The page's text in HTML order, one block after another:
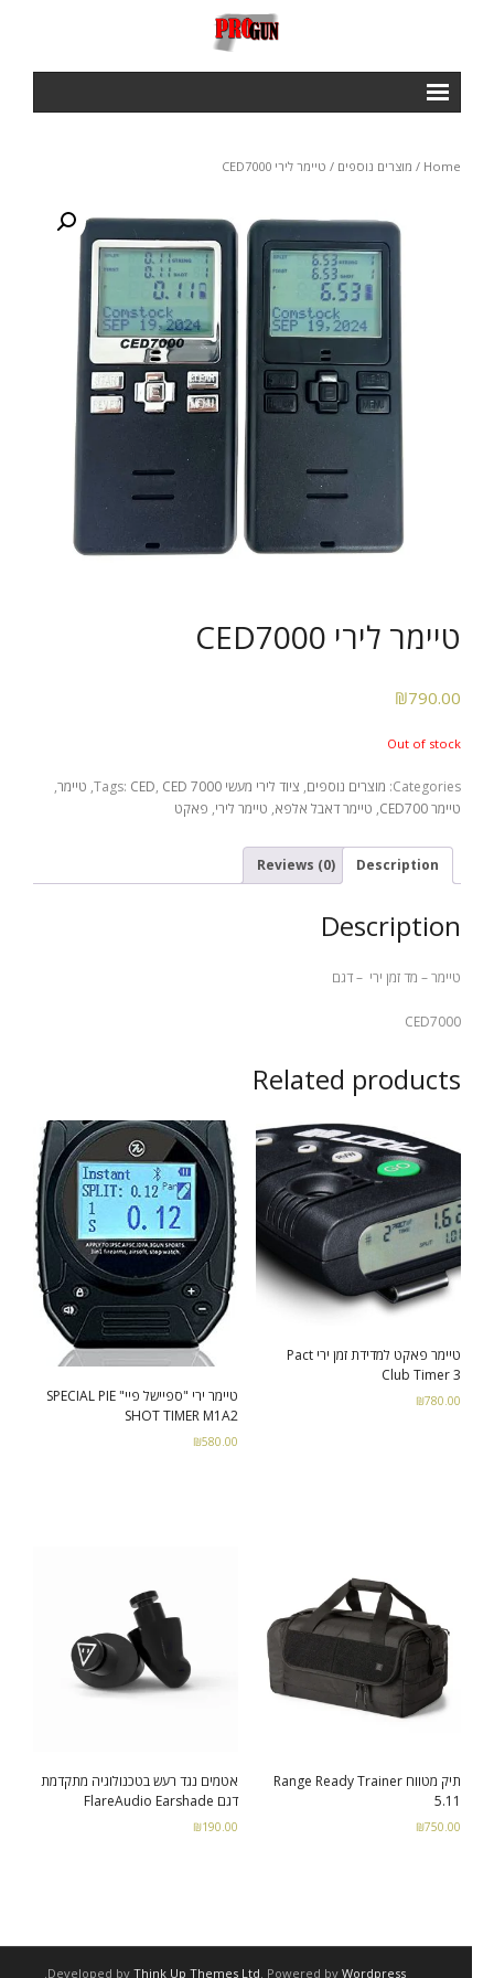
Courses
- קורס שופטי ירי מעשי – מקומי -NROI
- קורס שופטים בינלאומיים – IROA
הדרכות ושרותים
- הכשרות ואימוני ירי מבצעי
Home
/ מוצרים נוספים / טיימר לירי CED7000
טיימר לירי CED7000
₪790.00
Out of stock
Categories: מוצרים נוספים, ציוד לירי מעשי Tags: CED, CED 7000
, טיימר,
טיימר CED700
, טיימר דאבל אלפא, טיימר לירי, פאקט
Description
Reviews (0)
Description
טיימר – מד זמן ירי – דגם
CED7000
Related products
טיימר פאקט למדידת זמן ירי Pact
Club Timer 3
₪780.00
טיימר ירי "ספיישל פיי" SPECIAL PIE
SHOT TIMER M1A2
₪580.00
תיק מטווח Range Ready Trainer
5.11
₪750.00
אטמים נגד רעש בטכנולוגיה מתקדמת
דגם FlareAudio Earshade
₪190.00
Developed by Think Up Themes Ltd. Powered by Wordpress
.